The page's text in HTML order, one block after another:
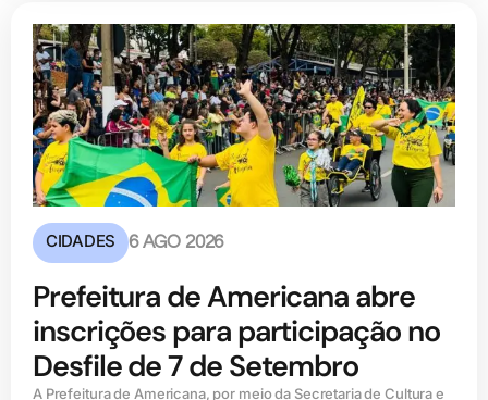
CIDADES 6 AGO 2026
Prefeitura de Americana abre
inscrições para participação no
Desfile de 7 de Setembro
A Prefeitura de Americana, por meio da Secretaria de Cultura e